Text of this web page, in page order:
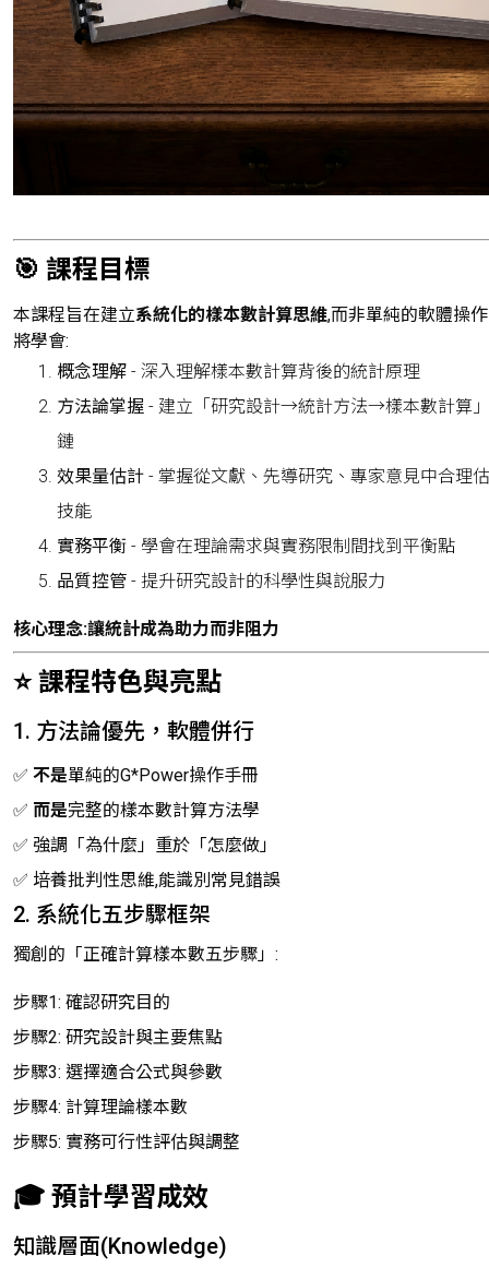
🎯 課程目標
本課程旨在建立系統化的樣本數計算思維,而非單純的軟體操
將學會:
概念理解 - 深入理解樣本數計算背後的統計原理
方法論掌握 - 建立「研究設計→統計方法→樣本數計算
鏈
效果量估計 - 掌握從文獻、先導研究、專家意見中合理
技能
實務平衡 - 學會在理論需求與實務限制間找到平衡點
品質控管 - 提升研究設計的科學性與說服力
核心理念:讓統計成為助力而非阻力
⭐ 課程特色與亮點
1. 方法論優先，軟體併行
✅ 不是單純的G*Power操作手冊
✅ 而是完整的樣本數計算方法學
✅ 強調「為什麼」重於「怎麼做」
✅ 培養批判性思維,能識別常見錯誤
2. 系統化五步驟框架
獨創的「正確計算樣本數五步驟」:
步驟1: 確認研究目的
步驟2: 研究設計與主要焦點
步驟3: 選擇適合公式與參數
步驟4: 計算理論樣本數
步驟5: 實務可行性評估與調整
🎓 預計學習成效
知識層面(Knowledge)